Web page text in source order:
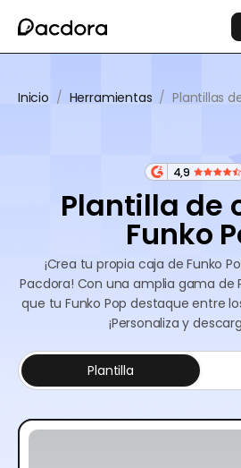
Inicio / Herramientas / Plantillas
4,9
Plantilla de
Funko
¡Crea tu propia caja de Funko
Pacdora! Con una amplia gama de
que tu Funko Pop destaque entre
¡Personaliza y
Plantilla